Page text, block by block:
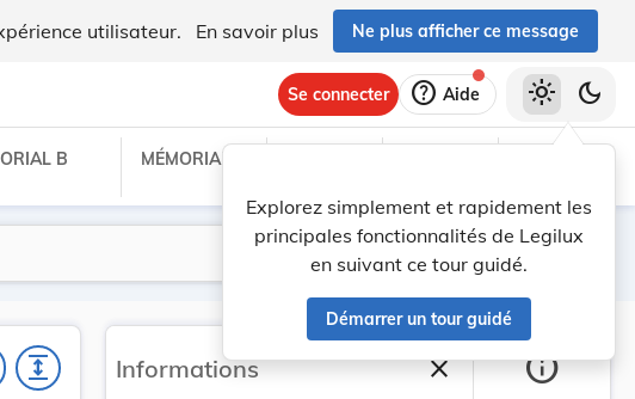
utilisateur. En savoir plus Ne plus afficher ce message
Se connecter help Aide
Explorez simplement et rapidement les
principales fonctionnalités de Legilux
en suivant ce tour guidé.
Démarrer un tour guidé
light_mode dark_mode
B MÉMORIAL C
Lancer la recherche
Filtres
expand Informations closeFermer la barre
info